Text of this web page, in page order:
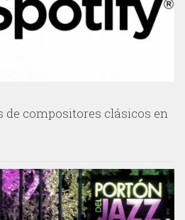
compositores clásicos en